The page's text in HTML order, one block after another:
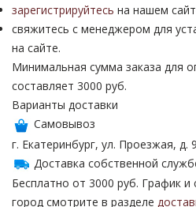
зарегистрируйтесь на нашем
свяжитесь с менеджером для
на сайте.
Минимальная сумма заказа для
составляет 3000 руб.
Варианты доставки
Самовывоз
г. Екатеринбург, ул. Проезжая, д.
Доставка собственной
Бесплатно от 3000 руб. График
город смотрите в разделе